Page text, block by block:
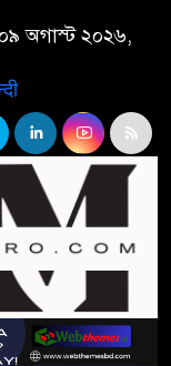
অগাস্ট ২০২৬,